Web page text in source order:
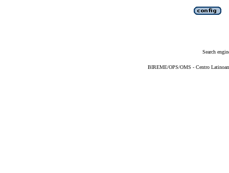
Search
BIREME/OPS/OMS - Centro